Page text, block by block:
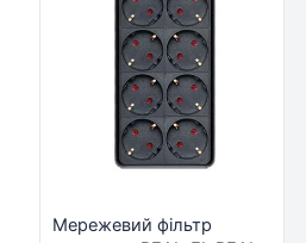
Мережевий фільтр